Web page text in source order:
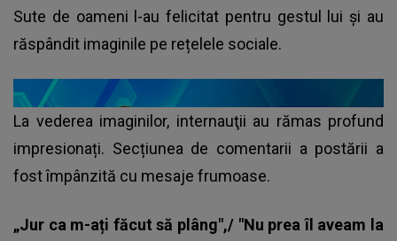
Sute de oameni l-au felicitat pentru gestul lui și au
răspândit imaginile pe rețelele sociale.
La vederea imaginilor, internauţii au rămas profund
impresionați. Secțiunea de comentarii a postării a
fost împânzită cu mesaje frumoase.
„Jur ca m-ați făcut să plâng",/ "Nu prea îl aveam la